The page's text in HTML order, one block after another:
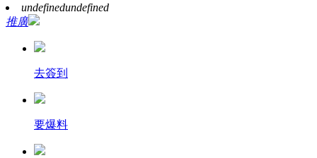
undefinedundefined
推廣
去簽到
要爆料